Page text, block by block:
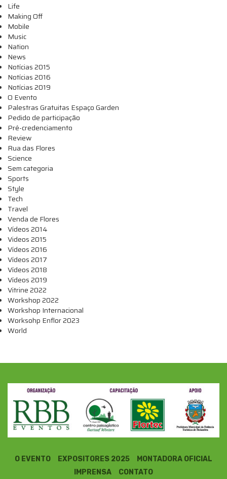
Life
Making Off
Mobile
Music
Nation
News
Notícias 2015
Notícias 2016
Notícias 2019
O Evento
Palestras Gratuitas Espaço Garden
Pedido de participação
Pré-credenciamento
Review
Rua das Flores
Science
Sem categoria
Sports
Style
Tech
Travel
Venda de Flores
Vídeos 2014
Videos 2015
Vídeos 2016
Vídeos 2017
Vídeos 2018
Vídeos 2019
Vitrine 2022
Workshop 2022
Workshop Internacional
Worksohp Enflor 2023
World
O EVENTO EXPOSITORES 2025
MONTADORA OFICIAL
IMPRENSA
CONTATO